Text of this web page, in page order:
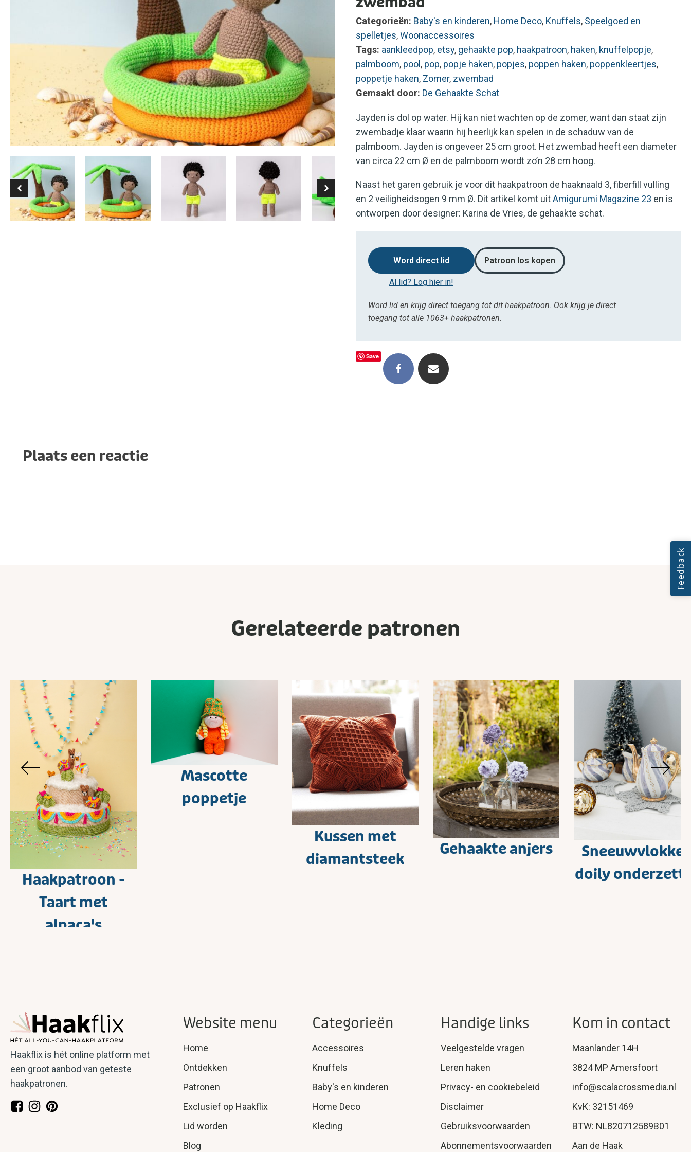
Categorieën: Baby's en kinderen, Home Deco, Knuffels, Speelgoed en
spelletjes,Woonaccessoires
Tags: aankleedpop, etsy, gehaakte pop, haakpatroon, haken, knuffelpopje,
palmboom, pool , pop, popje haken, popjes, poppen haken, poppenkleertjes,
poppetje haken, Zomer, zwembad
Gemaakt door: De Gehaakte Schat
Jayden is dol op water. Hij kan niet wachten op de zomer, want dan staat zijn
zwembadje klaar waarin hij heerlijk kan spelen in de schaduw van de
palmboom. Jayden is ongeveer 25 cm groot. Het zwembad heeft een diameter
van circa 22 cm Ø en de palmboom wordt zo’n 28 cm hoog.
Naast het garen gebruik je voor dit haakpatroon de haaknaald 3, fiberfill vulling
en 2 veiligheidsogen 9 mm Ø. Dit artikel komt uitAmigurumi Magazine 23 en is
ontworpen door designer: Karina de Vries, de gehaakte schat.
Word direct lid
Al lid? Log hier in!
Patroon los kopen
Word lid en krijg direct toegang tot dit haakpatroon. Ook krijg je direct
toegang tot alle 1063+ haakpatronen.
Save
Plaats een reactie
Gerelateerde patronen
Haakpatroon -
Taart met
alpaca's
Mascotte
poppetje
Kussen met
diamantsteek
Gehaakte anjers
doily
Haakflix is hét online platform met
een groot aanbod van geteste
haakpatronen.
Website menu
Home
Ontdekken
Patronen
Exclusief op Haakflix
Lid worden
Blog
Categorieën
Accessoires
Knuffels
Baby's en kinderen
Home Deco
Kleding
Handige links
Veelgestelde vragen
Leren haken
Privacy- en cookiebeleid
Disclaimer
Gebruiksvoorwaarden
Abonnementsvoorwaarden
Kom in contact
Maanlander 14H
3824 MP Amersfoort
info@scalacrossmedia.nl
KvK: 32151469
BTW: NL820712589B01
Aan de Haak